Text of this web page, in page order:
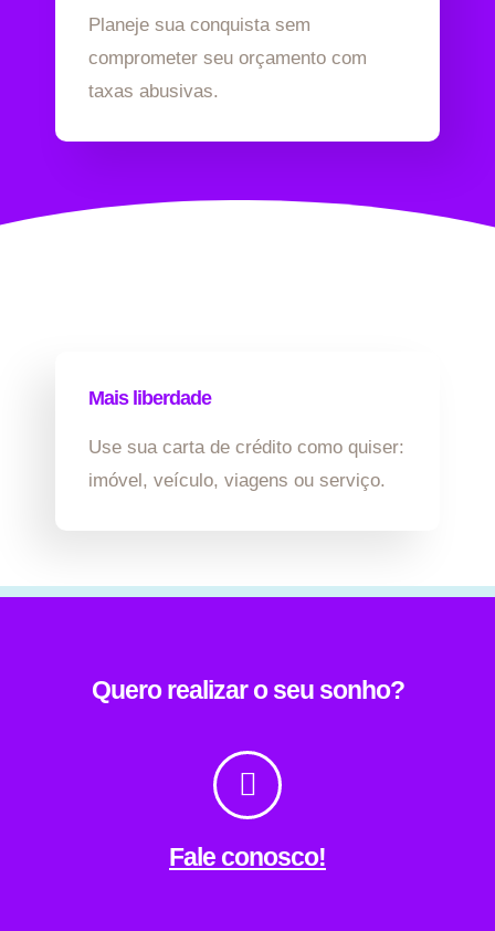
Planeje sua conquista sem
comprometer seu orçamento com
taxas abusivas.
Mais liberdade
Use sua carta de crédito como quiser:
imóvel, veículo, viagens ou serviço.
Quero realizar o seu sonho?
Fale conosco!